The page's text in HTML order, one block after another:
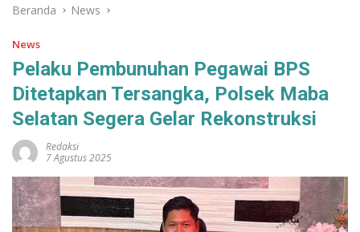
Beranda News
News
Pelaku Pembunuhan Pegawai BPS
Ditetapkan Tersangka, Polsek Maba
Selatan Segera Gelar Rekonstruksi
Redaksi
7 Agustus 2025